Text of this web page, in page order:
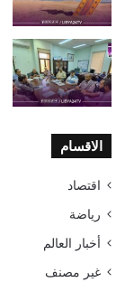
الاقسام
اقتصاد
رياضة
أخبار العالم
غير مصنف